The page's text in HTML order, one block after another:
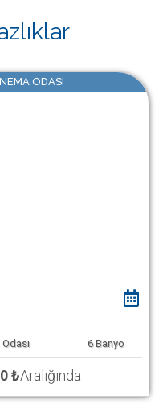
ODASI
6 Banyo
₺Aralığında